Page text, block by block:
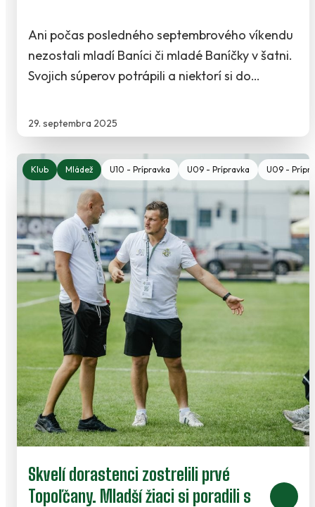
29. septembra 2025
Ani počas posledného septembrového víkendu
nezostali mladí Baníci či mladé Baníčky v šatni.
Svojich súperov potrápili a niektorí si do…
Klub Mládež U10 - Prípravka U09 - Prípravka U09 -
Skvelí dorastenci zostrelili prvé
Topoľčany. Mladší žiaci si poradili s